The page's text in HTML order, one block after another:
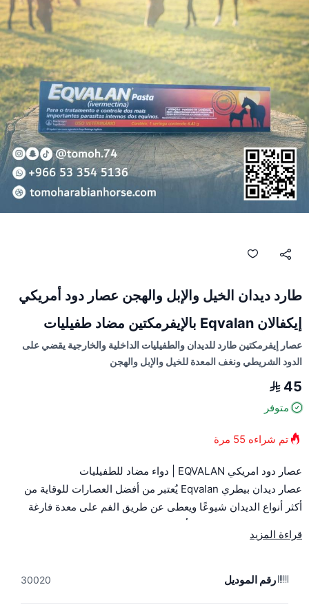
طارد ديدان الخيل والإبل والهجن عصار دود أمريكي
إيكفالان Eqvalan بالإيفرمكتين مضاد طفيليات
عصار إيفرمكتين طارد للديدان والطفيليات الداخلية والخارجية يقضي على
الدود الشريطي ونغف المعدة للخيل والإبل والهجن
45
متوفر
تم شراءه 55 مرة
عصار دود امريكي EQVALAN | دواء مضاد للطفيليات
عصار ديدان بيطري Eqvalan يُعتبر من أفضل العصارات للوقاية من
أكثر أنواع الديدان شيوعًا ويعطى عن طريق الفم على معدة فارغة
لضمان الحصول على نتائج أفضل!
يُستخدم للخيول والأفراس والأمهار بعمر شهرين فأكثر لعلاج إصابات
قراءة المزيد
رقم الموديل 30020